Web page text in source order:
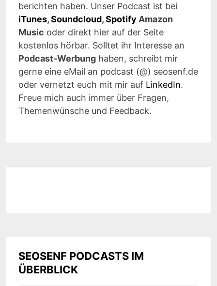
berichten haben. Unser Podcast ist bei
iTunes,Soundcloud,Spotify Amazon
Music oder direkt hier auf der Seite
kostenlos hörbar. Solltet ihr Interesse an
Podcast-Werbunghaben, schreibt mir
gerne eine eMail an podcast (@) seosenf.de
oder vernetzt euch mit mir auf LinkedIn.
Freue mich auch immer über Fragen,
Themenwünsche und Feedback.
SEOSENF PODCASTS IM
ÜBERBLICK